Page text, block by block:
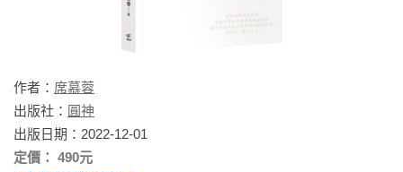
作者： 席慕蓉
出版社： 圓神
出版日期：2022-12-01
定價： 490元